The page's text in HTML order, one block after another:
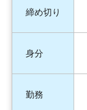
締め切り
身分
勤務